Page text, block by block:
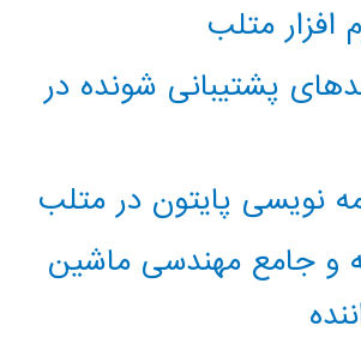
افزار متلب
پشتیبانی شونده در
نویسی پایتون در متلب
و جامع مهندسی ماشین